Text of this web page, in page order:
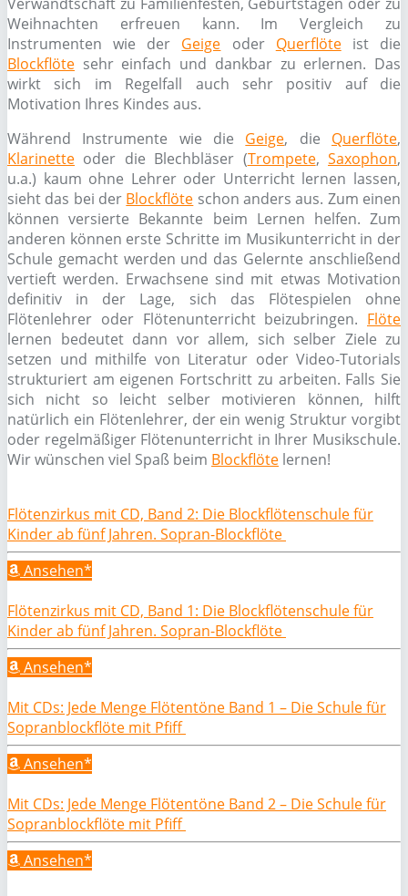
Weihnachten erfreuen kann. Im Vergleich zu
Instrumenten wie der Geige oder Querflöteist die
Blockflöte sehr einfach und dankbar zu erlernen. Das
wirkt sich im Regelfall auch sehr positiv auf die
Motivation Ihres Kindes aus.
Während Instrumente wie die Geige, die Querflöte,
Klarinette oder die Blechbläser (Trompete,Saxophon,
u.a.) kaum ohne Lehrer oder Unterricht lernen lassen,
sieht das bei der Blockflöte schon anders aus. Zum einen
können versierte Bekannte beim Lernen helfen. Zum
anderen können erste Schritte im Musikunterricht in der
Schule gemacht werden und das Gelernte anschließend
vertieft werden. Erwachsene sind mit etwas Motivation
definitiv in der Lage, sich das Flötespielen ohne
Flötenlehrer oder Flötenunterricht beizubringen. Flöte
lernen bedeutet dann vor allem, sich selber Ziele zu
setzen und mithilfe von Literatur oder Video-Tutorials
strukturiert am eigenen Fortschritt zu arbeiten. Falls Sie
sich nicht so leicht selber motivieren können, hilft
natürlich ein Flötenlehrer, der ein wenig Struktur vorgibt
oder regelmäßiger Flötenunterricht in Ihrer Musikschule.
Wir wünschen viel Spaß beim Blockflöte lernen!
Flötenzirkus mit CD, Band 2: Die Blockflötenschule für
Kinder ab fünf Jahren. Sopran-Blockflöte
Ansehen*
Flötenzirkus mit CD, Band 1: Die Blockflötenschule für
Kinder ab fünf Jahren. Sopran-Blockflöte
Ansehen*
Mit CDs: Jede Menge Flötentöne Band 1 – Die Schule für
Sopranblockflöte mit Pfiff
Ansehen*
Mit CDs: Jede Menge Flötentöne Band 2 – Die Schule für
Sopranblockflöte mit Pfiff
Ansehen*